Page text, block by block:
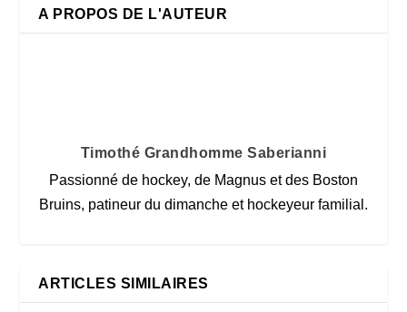
A PROPOS DE L'AUTEUR
Timothé Grandhomme Saberianni
Passionné de hockey, de Magnus et des Boston
Bruins, patineur du dimanche et hockeyeur familial.
ARTICLES SIMILAIRES